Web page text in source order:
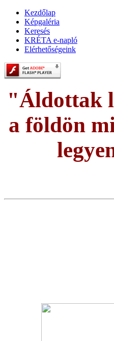
Kezdőlap
Képgaléria
Keresés
KRÉTA e-napló
Elérhetőségeink
"Áldottak
a földön